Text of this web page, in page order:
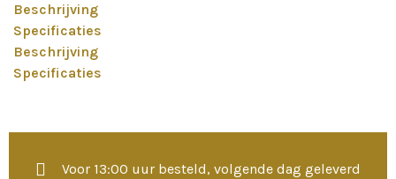
Beschrijving
Specificaties
Beschrijving
Specificaties
Voor 13:00 uur besteld, volgende dag geleverd